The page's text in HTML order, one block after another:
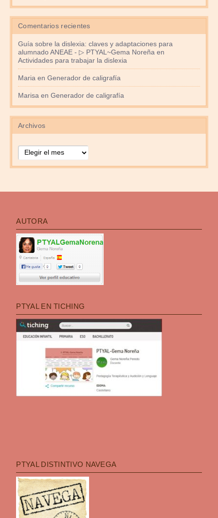
Comentarios recientes
Guía sobre la dislexia: claves y adaptaciones para
alumnado ANEAE - ▷ PTYAL~Gema Noreña en
Actividades para trabajar la dislexia
Maria en Generador de caligrafía
Marisa en Generador de caligrafía
Archivos
AUTORA
PTYAL EN TICHING
PTYAL DISTINTIVO NAVEGA